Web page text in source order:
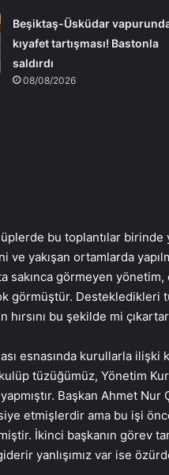
Beşiktaş-Üsküdar
kıyafet tartışması! Bastonla
saldırdı
08/08/2026
bu toplantılar
ve yakışan ortamlarda
sakınca görmeyen
görmüştür. Destekledikleri
hırsını bu şekilde mi
esnasında kurullarla
tüzüğümüz, Yönetim
yapmıştır. Başkan Ahmet
etmişlerdir ama bu işi
İkinci başkanın görev
yanlışımız var ise